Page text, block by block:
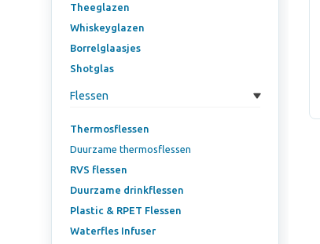
Theeglazen
Whiskeyglazen
Borrelglaasjes
Shotglas
Flessen
Thermosflessen
Duurzame thermosflessen
RVS flessen
Duurzame drinkflessen
Plastic & RPET Flessen
Waterfles Infuser